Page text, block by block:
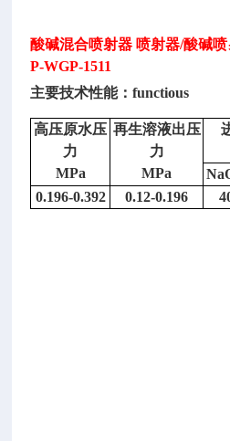
酸碱混合喷射器 喷射器/酸碱
P-WGP-1511
主要技术性能：functious
高压原水压
力
MPa
再生溶液出压
力
MPa
0.196-0.392
0.12-0.196